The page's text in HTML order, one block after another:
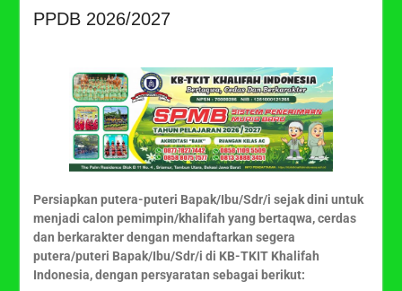
PPDB 2026/2027
Persiapkan putera-puteri Bapak/Ibu/Sdr/i sejak dini untuk
menjadi calon pemimpin/khalifah yang bertaqwa, cerdas
dan berkarakter dengan mendaftarkan segera
putera/puteri Bapak/Ibu/Sdr/i di KB-TKIT Khalifah
Indonesia, dengan persyaratan sebagai berikut: